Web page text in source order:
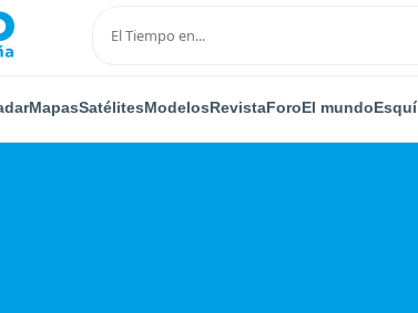
MapasSatélitesModelosRevistaForoEl mundoEsquí